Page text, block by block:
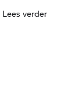
Lees verder